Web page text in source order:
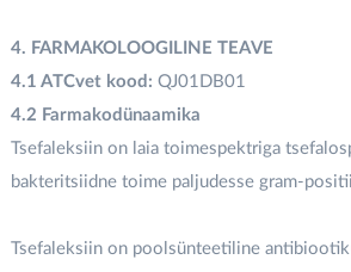
4. FARMAKOLOOGILINE TEAVE
4.1 ATCvet kood: QJ01DB01
4.2 Farmakodünaamika
Tsefaleksiin on laia toimespektriga
bakteritsiidne toime paljudesse gram-
Tsefaleksiin on poolsünteetiline